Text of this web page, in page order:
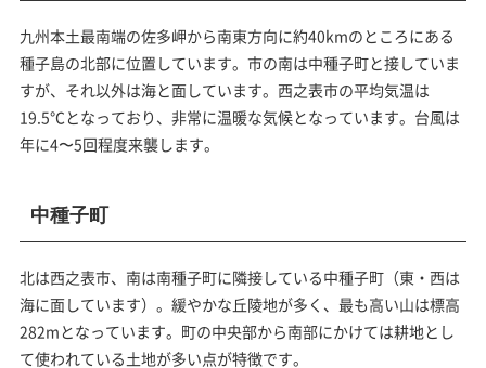
九州本土最南端の佐多岬から南東方向に約40kmのところにある
種子島の北部に位置しています。市の南は中種子町と接していま
すが、それ以外は海と面しています。西之表市の平均気温は
19.5℃となっており、非常に温暖な気候となっています。台風は
年に4〜5回程度来襲します。
中種子町
北は西之表市、南は南種子町に隣接している中種子町（東・西は
海に面しています）。緩やかな丘陵地が多く、最も高い山は標高
282mとなっています。町の中央部から南部にかけては耕地とし
て使われている土地が多い点が特徴です。